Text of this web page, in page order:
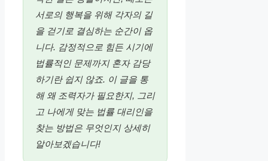
서로의 행복을 위해 각자의 길
을 걷기로 결심하는 순간이 옵
니다. 감정적으로 힘든 시기에
법률적인 문제까지 혼자 감당
하기란 쉽지 않죠. 이 글을 통
해 왜 조력자가 필요한지, 그리
고 나에게 맞는 법률 대리인을
찾는 방법은 무엇인지 상세히
알아보겠습니다!